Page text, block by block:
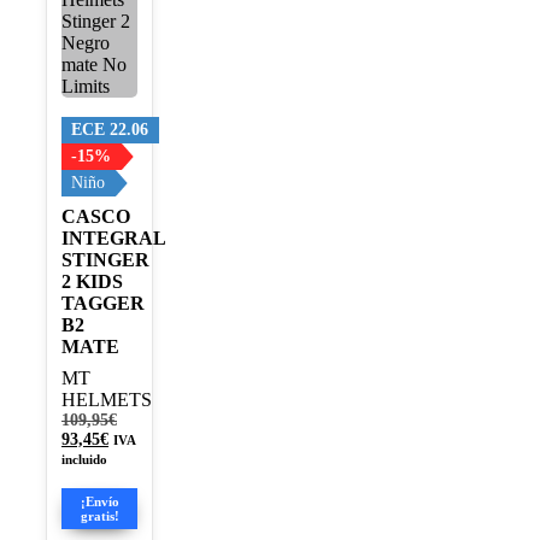
ECE 22.06
-15%
Niño
CASCO
INTEGRAL
STINGER
2 KIDS
TAGGER
B2
MATE
MT
HELMETS
109,95€El
precio
93,45€El
es:
93,45€.
IVA
incluido
¡Envío
gratis!
variantes.
Las
opciones
se
elegir
en
la
página
de
producto